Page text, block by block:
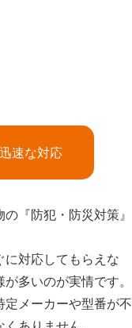
速な対応
『防犯・防災対策』
に対応してもらえな
多いのが実情です。
定メーカーや型番が不